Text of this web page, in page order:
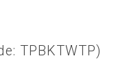
TPBKTWTP)